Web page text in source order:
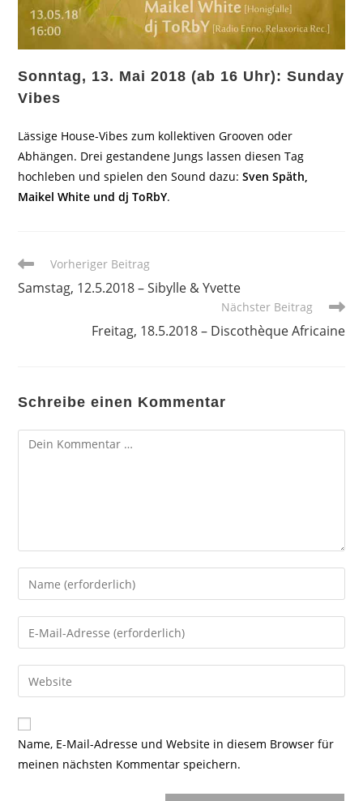
Sonntag, 13. Mai 2018 (ab 16 Uhr): Sunday
Vibes
Lässige House-Vibes zum kollektiven Grooven oder
Abhängen. Drei gestandene Jungs lassen diesen Tag
hochleben und spielen den Sound dazu:Sven Späth,
Maikel White und dj ToRbY.
Weitere
ansehen
Vorheriger Beitrag
Samstag, 12.5.2018 – Sibylle & Yvette
Nächster Beitrag
Freitag, 18.5.2018 – Discothèque Africaine
Schreibe einen Kommentar
Kommentar
Gib
deinen
Namen
oder
zum
Kommentieren
ein
Gib
deine
E-
Mail-
zum
Kommentieren
ein
Gib
deine
Website-
URL
Name, E-Mail-Adresse und Website in diesem Browser für
meinen nächsten Kommentar speichern.